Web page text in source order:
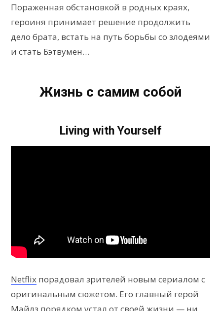
Пораженная обстановкой в родных краях,
героиня принимает решение продолжить
дело брата, встать на путь борьбы со злодеями
и стать Бэтвумен…
Жизнь с самим собой
Living with Yourself
Netflix порадовал зрителей новым сериалом с
оригинальным сюжетом. Его главный герой
Майлз порядком устал от своей жизни — ни